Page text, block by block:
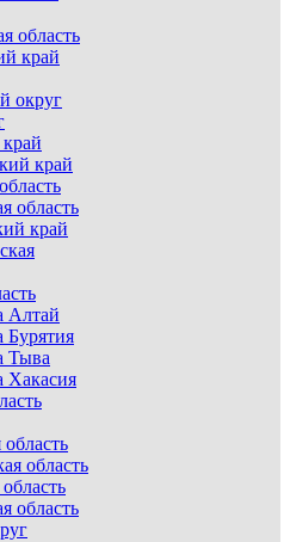
область
край
округ
край
область
край
Алтай
Бурятия
Тыва
Хакасия
область
область